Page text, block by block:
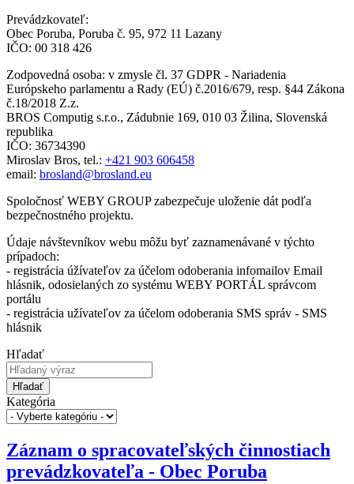
Prevádzkovateľ:
Obec Poruba, Poruba č. 95, 972 11 Lazany
IČO: 00 318 426
Zodpovedná osoba: v zmysle čl. 37 GDPR - Nariadenia
Európskeho parlamentu a Rady (EÚ) č.2016/679, resp. §44 Zákona
č.18/2018 Z.z.
BROS Computig s.r.o., Zádubnie 169, 010 03 Žilina, Slovenská
republika
IČO: 36734390
Miroslav Bros, tel.: +421 903 606458
email: brosland@brosland.eu
Spoločnosť WEBY GROUP zabezpečuje uloženie dát podľa
bezpečnostného projektu.
Údaje návštevníkov webu môžu byť zaznamenávané v týchto
prípadoch:
- registrácia úžívateľov za účelom odoberania infomailov Email
hlásnik, odosielaných zo systému WEBY PORTÁL správcom
portálu
- registrácia užívateľov za účelom odoberania SMS správ - SMS
hlásnik
Hľadať
Hľadať
Kategória
Záznam o spracovateľských činnostiach
prevádzkovateľa - Obec Poruba